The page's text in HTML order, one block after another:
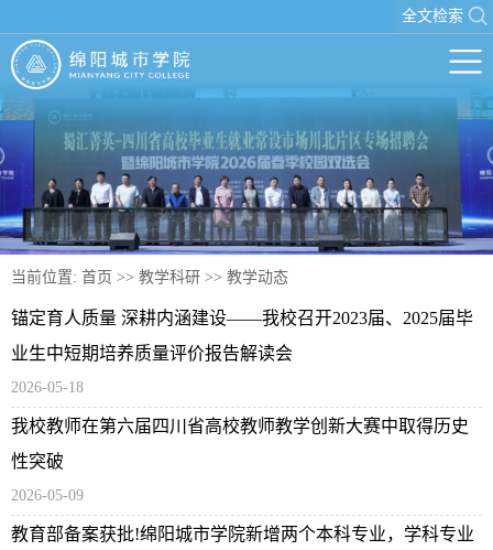
全文检索
当前位置: 首页 >> 教学科研 >> 教学动态
锚定育人质量 深耕内涵建设——我校召开2023届、2025届毕
业生中短期培养质量评价报告解读会
2026-05-18
我校教师在第六届四川省高校教师教学创新大赛中取得历史
性突破
2026-05-09
教育部备案获批!绵阳城市学院新增两个本科专业，学科专业